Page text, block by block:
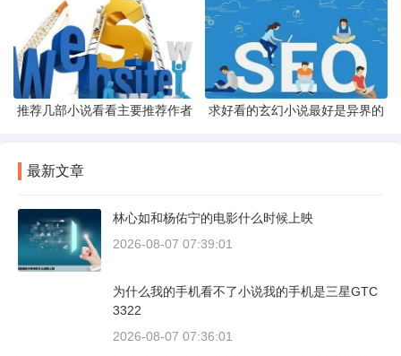
推荐几部小说看看主要推荐作者 求好看的玄幻小说最好是异界的
最新文章
林心如和杨佑宁的电影什么时候上映
2026-08-07 07:39:01
为什么我的手机看不了小说我的手机是三星GTC
3322
2026-08-07 07:36:01